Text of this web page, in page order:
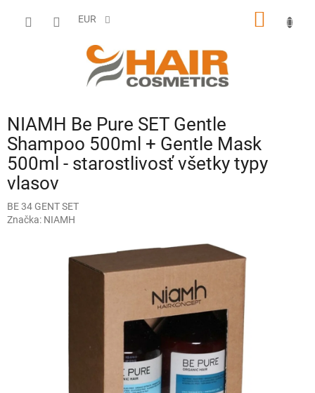
EUR
NIAMH Be Pure SET Gentle
Shampoo 500ml + Gentle Mask
500ml - starostlivosť všetky typy
vlasov
BE 34 GENT SET
Značka: NIAMH